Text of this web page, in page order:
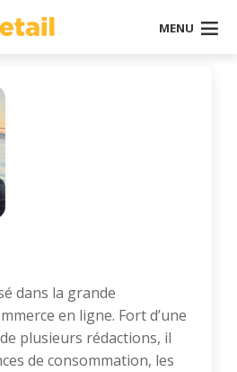
MENU
dans la grande
en ligne. Fort d’une
plusieurs rédactions, il
de consommation, les